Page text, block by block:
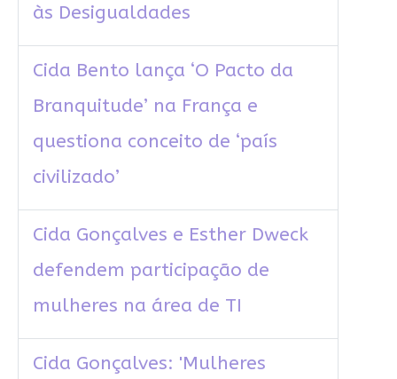
às Desigualdades
Cida Bento lança ‘O Pacto da
Branquitude’ na França e
questiona conceito de ‘país
civilizado’
Cida Gonçalves e Esther Dweck
defendem participação de
mulheres na área de TI
Cida Gonçalves: 'Mulheres